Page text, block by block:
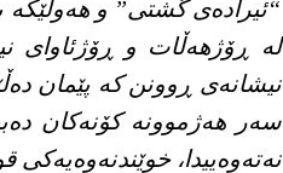
“ئیرادەی گشتی” و هەوڵێکە
لە ڕۆژهەڵات و ڕۆژئاوای
نیشانەی ڕوونن کە پێمان
سەر هەژموونە کۆنەکان
نەتەوەییدا،